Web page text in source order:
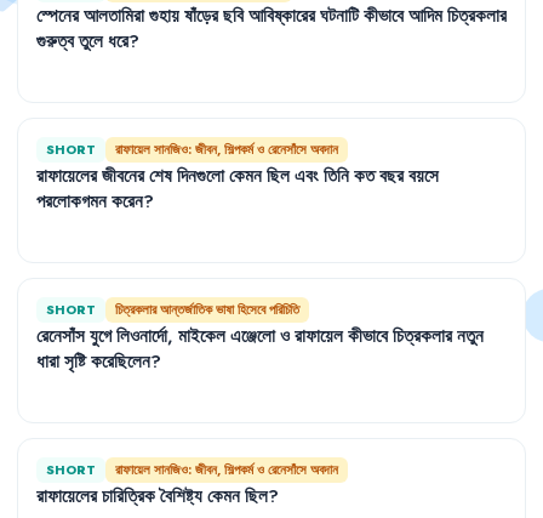
স্পেনেরআলতামিরাগুহায়ষাঁড়েরছবিআবিষ্কারেরঘটনাটিকীভাবেআদিমচিত্রকলার
গুরুত্বতুলেধরে?
SHORT রাফায়েল সানজিও: জীবন, শিল্পকর্ম ও রেনেসাঁসে অবদান
রাফায়েলেরজীবনেরশেষদিনগুলোকেমনছিলএবংতিনিকতবছরবয়সে
পরলোকগমনকরেন?
SHORT চিত্রকলার আন্তর্জাতিক ভাষা হিসেবে পরিচিতি
রেনেসাঁসযুগেলিওনার্দো, মাইকেলএঞ্জেলোওরাফায়েলকীভাবেচিত্রকলারনতুন
ধারাসৃষ্টিকরেছিলেন?
SHORT রাফায়েল সানজিও: জীবন, শিল্পকর্ম ও রেনেসাঁসে অবদান
রাফায়েলেরচারিত্রিকবৈশিষ্ট্যকেমনছিল?